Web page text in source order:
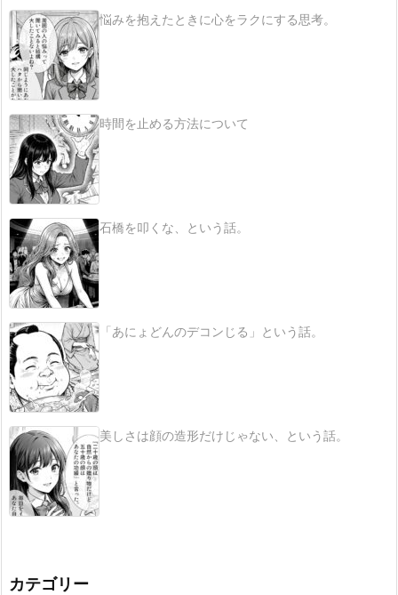
悩みを抱えたときに心をラクにする思考。
時間を止める方法について
石橋を叩くな、という話。
「あにょどんのデコンじる」という話。
美しさは顔の造形だけじゃない、という話。
カテゴリー